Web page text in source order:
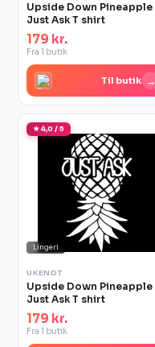
Upside Down Pineapple
Just Ask T shirt
179 kr.
Fra 1 butik
Til butik →
★ 4,0 / 5
Lingeri
UKENDT
Upside Down Pineapple
Just Ask T shirt
179 kr.
Fra 1 butik